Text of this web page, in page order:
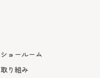
ショールーム
取り組み